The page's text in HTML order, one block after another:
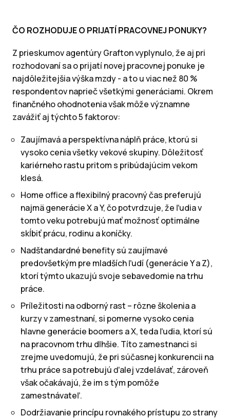
ČO ROZHODUJE O PRIJATÍ PRACOVNEJ PONUKY?
Z prieskumov agentúry Grafton vyplynulo, že aj pri
rozhodovaní sa o prijatí novej pracovnej ponuke je
najdôležitejšia výška mzdy - a to u viac než 80 %
respondentov naprieč všetkými generáciami. Okrem
finančného ohodnotenia však môže významne
zavážiť aj týchto 5 faktorov:
Zaujímavá a perspektívna náplň práce, ktorú si
vysoko cenia všetky vekové skupiny. Dôležitosť
kariérneho rastu pritom s pribúdajúcim vekom
klesá.
Home office a flexibilný pracovný čas preferujú
najmä generácie X a Y, čo potvrdzuje, že ľudia v
tomto veku potrebujú mať možnosť optimálne
skĺbiť prácu, rodinu a koníčky.
Nadštandardné benefity sú zaujímavé
predovšetkým pre mladších ľudí (generácie Y a Z),
ktorí týmto ukazujú svoje sebavedomie na trhu
práce.
Príležitosti na odborný rast – rôzne školenia a
kurzy v zamestnaní, si pomerne vysoko cenia
hlavne generácie boomers a X, teda ľudia, ktorí sú
na pracovnom trhu dlhšie. Títo zamestnanci si
zrejme uvedomujú, že pri súčasnej konkurencii na
trhu práce sa potrebujú ďalej vzdelávať, zároveň
však očakávajú, že im s tým pomôže
zamestnávateľ.
Dodržiavanie princípu rovnakého prístupu zo strany